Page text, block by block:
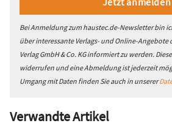
Bei Anmeldung zum haustec.de-Newsletter bin
über interessante Verlags- und Online-Angebote
Verlag GmbH & Co. KG informiert zu werden.
widerrufen und eine Abmeldung ist jederzeit
Umgang mit Daten finden Sie auch in unserer
Verwandte Artikel